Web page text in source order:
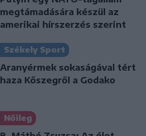
megtámadására készül az
amerikai hírszerzés szerint
Székely Sport
Aranyérmek sokaságával tért
haza Kőszegről a Godako
Nőileg